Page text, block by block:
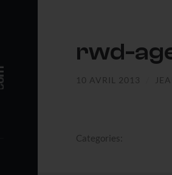
rwd-
10 AVRIL 2013
Categories: